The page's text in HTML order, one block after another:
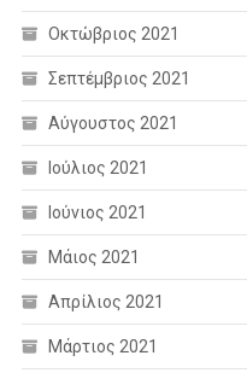
Οκτώβριος 2021
Σεπτέμβριος 2021
Αύγουστος 2021
Ιούλιος 2021
Ιούνιος 2021
Μάιος 2021
Απρίλιος 2021
Μάρτιος 2021